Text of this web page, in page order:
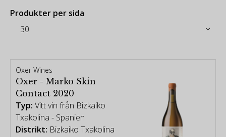
endast tre erkända områden för Txakoli (ett
baskiskt ord, uttalat chac-o-lee, vilket betyder "vin
Hondarrabi Zuri, en inhemsk vinstock, är den
främsta druvsorten i Bizkaiko Txakolina och
producerar den vita Txakolis. Folle Blanche – känd i
området som Mune Mahatsa – är också tillåten.
Hondarrabi Beltza används för den lilla mängd rött
vin som görs här. De lokala vinlagarna dikterar en
Produkter per sida
Oxer Wines
Oxer - Marko Skin
Contact 2020
Typ: Vitt vin från Bizkaiko
Txakolina - Spanien
Distrikt: Bizkaiko Txakolina